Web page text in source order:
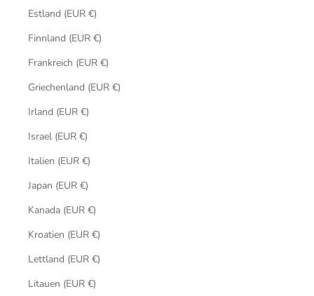
Estland (EUR €)
Finnland (EUR €)
Frankreich (EUR €)
Griechenland (EUR €)
Irland (EUR €)
Israel (EUR €)
Italien (EUR €)
Japan (EUR €)
Kanada (EUR €)
Kroatien (EUR €)
Lettland (EUR €)
Litauen (EUR €)